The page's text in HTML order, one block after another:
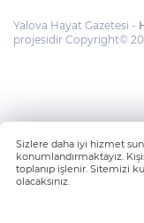
Yalova Hayat Gazetesi -
projesidir Copyright©
Sizlere daha iyi hizmet
konumlandırmaktayız.
toplanıp işlenir. Sitemizi
olacaksınız.